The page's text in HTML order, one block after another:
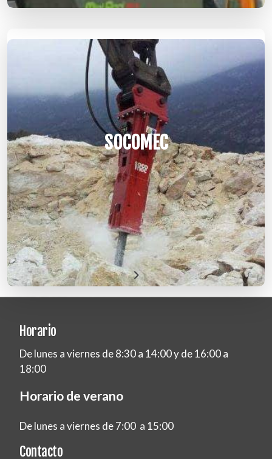
SOCOMEC
SOCOMEC
Horario
De lunes a viernes de 8:30 a 14:00 y de 16:00 a
18:00
Horario de verano
De lunes a viernes de 7:00 a 15:00
Contacto